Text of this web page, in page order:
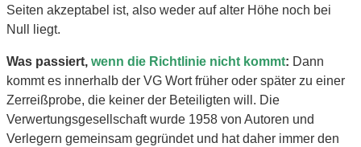
Seiten akzeptabel ist, also weder auf alter Höhe noch bei
Null liegt.
Was passiert, wenn die Richtlinie nicht kommt: Dann
kommt es innerhalb der VG Wort früher oder später zu einer
Zerreißprobe, die keiner der Beteiligten will. Die
Verwertungsgesellschaft wurde 1958 von Autoren und
Verlegern gemeinsam gegründet und hat daher immer den